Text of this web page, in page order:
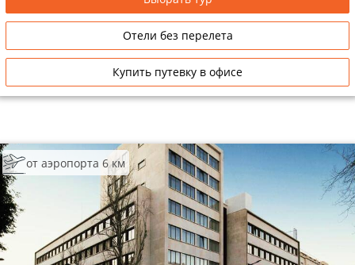
Отели без перелета
Купить путевку в офисе
от аэропорта 6 км